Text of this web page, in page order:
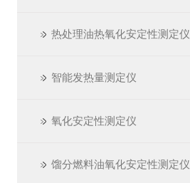
热处理油热氧化安定性测定仪
智能发热量测定仪
氧化安定性测定仪
馏分燃料油氧化安定性测定仪